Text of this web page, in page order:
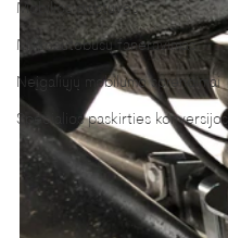
Mobilios dirbtuvės
Mikroautobusų faneravimas
Neįgaliųjų mobilumo sprendimai
Specialios paskirties konversijos